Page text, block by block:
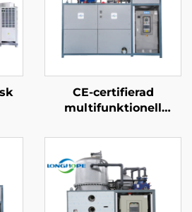
CE-certifierad
multifunktionell
värmeväxlingspump
vakuumextraherande
koncentrering
kristalliseringsmaskin